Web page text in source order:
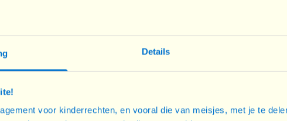
Details
voor kinderrechten, en vooral die van meisjes, met je te
Sa